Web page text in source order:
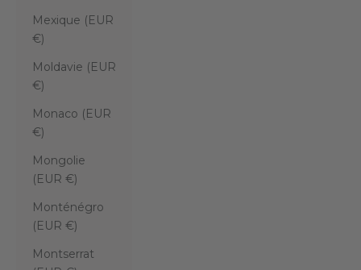
Mexique (EUR
€)
Moldavie (EUR
€)
Monaco (EUR
€)
Mongolie
(EUR €)
Monténégro
(EUR €)
Montserrat